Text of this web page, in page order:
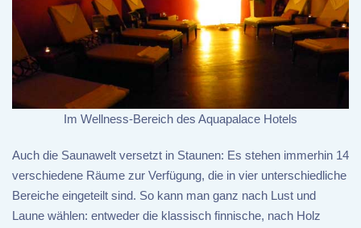
Im Wellness-Bereich des Aquapalace Hotels
Auch die Saunawelt versetzt in Staunen: Es stehen immerhin 14
verschiedene Räume zur Verfügung, die in vier unterschiedliche
Bereiche eingeteilt sind. So kann man ganz nach Lust und
Laune wählen: entweder die klassisch finnische, nach Holz